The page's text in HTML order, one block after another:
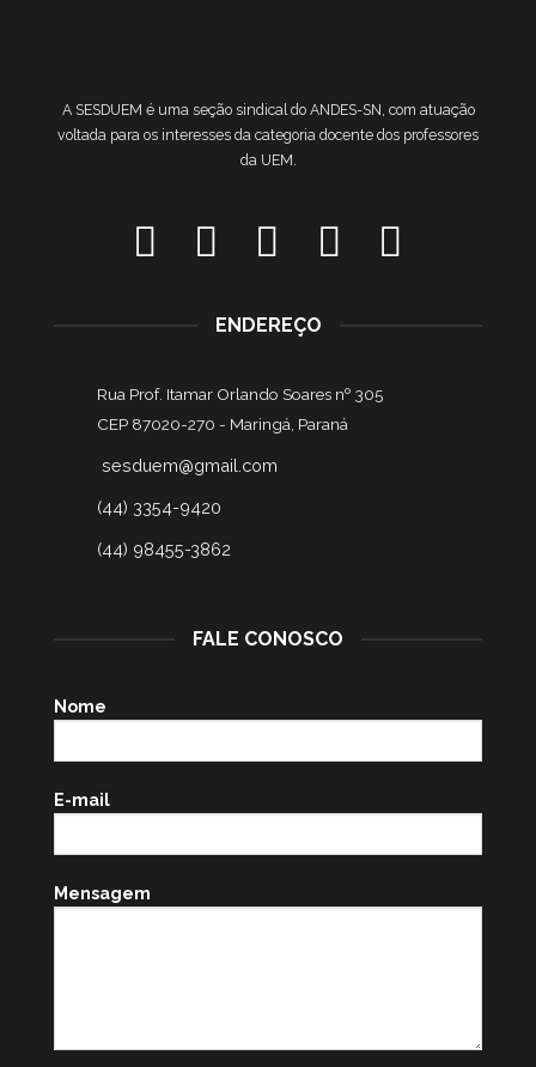
A SESDUEM é uma seção sindical do ANDES-SN, com atuação
voltada para os interesses da categoria docente dos professores
da UEM.
ENDEREÇO
Rua Prof. Itamar Orlando Soares nº 305
CEP 87020-270 - Maringá, Paraná
sesduem@gmail.com
(44) 3354-9420
(44) 98455-3862
FALE CONOSCO
Nome
E-mail
Mensagem